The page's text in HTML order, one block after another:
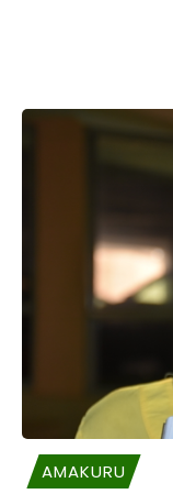
AMAKURU